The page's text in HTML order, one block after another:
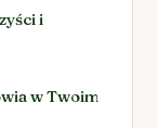
i
w Twoim